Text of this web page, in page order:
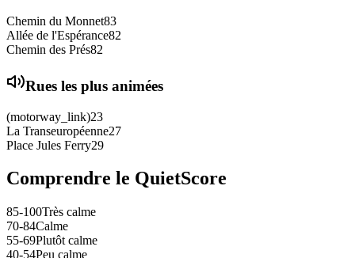
Chemin du Monnet83
Allée de l'Espérance82
Chemin des Prés82
Rues les plus animées
(motorway_link)23
La Transeuropéenne27
Place Jules Ferry29
Comprendre le QuietScore
85-100Très calme
70-84Calme
55-69Plutôt calme
40-54Peu calme